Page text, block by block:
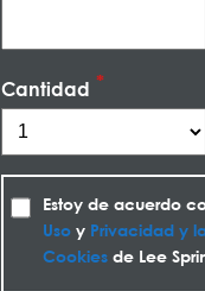
Cantidad
Estoy de acuerdo
Uso y Privacidad y
Cookies de Lee